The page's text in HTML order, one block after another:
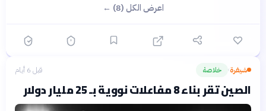
اعرض الكل (8) ←
شيفرة› خلاصة قبل 6 أيام
الصين تقر بناء 8 مفاعلات نووية بـ 25 مليار دولار